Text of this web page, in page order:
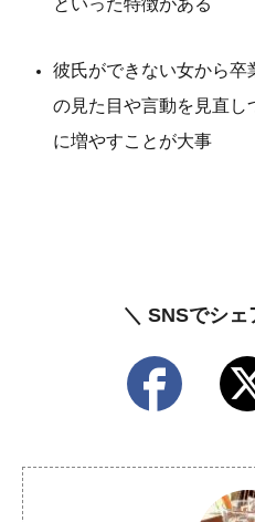
といった特徴がある
彼氏ができない女から卒
の見た目や言動を見直し
に増やすことが大事
＼ SNSでシェ